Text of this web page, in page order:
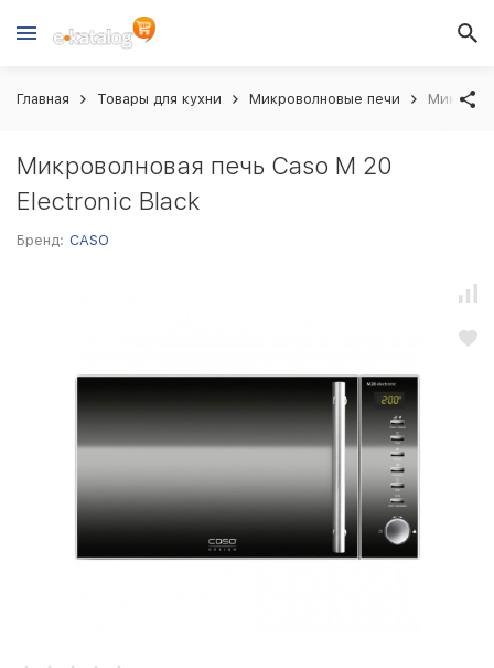
Главная Товары для кухни Микроволновые печи
Микроволновая печь Caso M 20
Electronic Black
Бренд: CASO